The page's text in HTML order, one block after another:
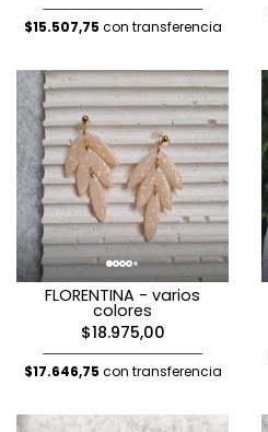
$15.507,75 con transferencia
FLORENTINA - varios
colores
$18.975,00
$17.646,75 con transferencia